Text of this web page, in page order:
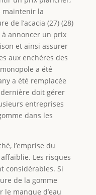
maintenir la
de l’acacia (27) (28)
à annoncer un prix
et ainsi assurer
aux enchères des
a été
a été remplacée
doit gérer
entreprises
dans les
l’emprise du
Les risques
considérables. Si
de la gomme
manque d’eau